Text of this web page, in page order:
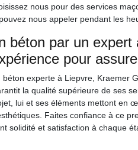
nous pour des services
nous appeler pendant les
béton par un
pour
experte à Liepvre, Kraemer
la qualité supérieure de ses
lui et ses éléments mettont en
Faites confiance à ce
solidité et satisfaction à chaque